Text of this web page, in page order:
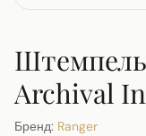
Archival
Бренд: Ranger